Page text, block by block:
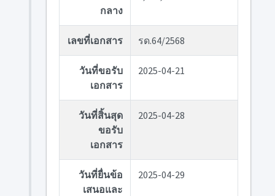
กลาง
เลขที่เอกสาร รด.64/2568
วันที่ขอรับ
เอกสาร
2025-04-21
วันที่สิ้นสุด
ขอรับ
เอกสาร
2025-04-28
วันที่ยื่นข้อ
เสนอและ
2025-04-29